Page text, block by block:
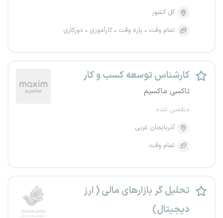
کل کشور
تمام وقت
پاره وقت کارآموزی دورکاری
کارشناس توسعه کسب و کار
تاکسی ماکسیم
منقضی شده
آذربایجان غربی
تمام وقت
تحلیل گر بازارهای مالی ( ارز
دیجیتال)